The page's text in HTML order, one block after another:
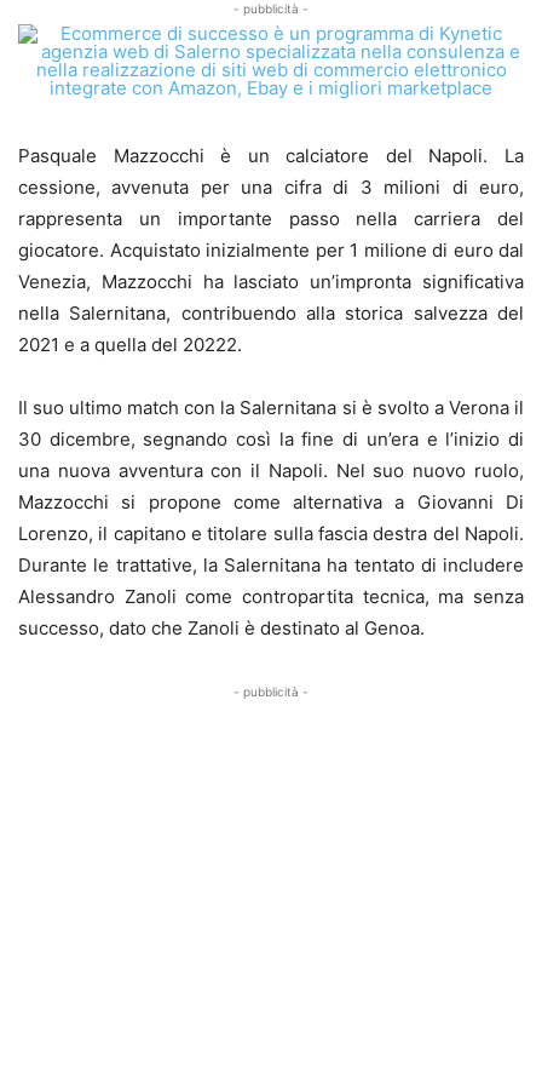
- pubblicità -
Pasquale Mazzocchi è un calciatore del Napoli. La
cessione, avvenuta per una cifra di 3 milioni di euro,
rappresenta un importante passo nella carriera del
giocatore. Acquistato inizialmente per 1 milione di euro dal
Venezia, Mazzocchi ha lasciato un’impronta significativa
nella Salernitana, contribuendo alla storica salvezza del
2021 e a quella del 20222.
Il suo ultimo match con la Salernitana si è svolto a Verona il
30 dicembre, segnando così la fine di un’era e l’inizio di
una nuova avventura con il Napoli. Nel suo nuovo ruolo,
Mazzocchi si propone come alternativa a Giovanni Di
Lorenzo, il capitano e titolare sulla fascia destra del Napoli.
Durante le trattative, la Salernitana ha tentato di includere
Alessandro Zanoli come contropartita tecnica, ma senza
successo, dato che Zanoli è destinato al Genoa.
- pubblicità -